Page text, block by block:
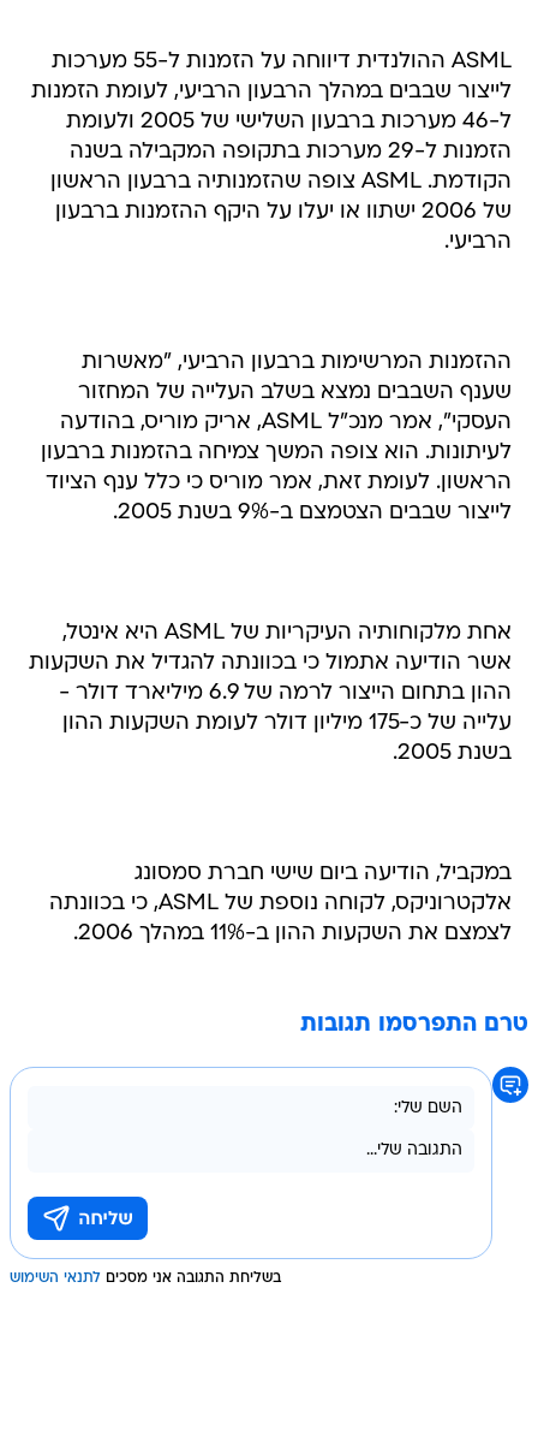
ASML ההולנדית דיווחה על הזמנות ל-55 מערכות
לייצור שבבים במהלך הרבעון הרביעי, לעומת הזמנות
ל-46 מערכות ברבעון השלישי של 2005 ולעומת
הזמנות ל-29 מערכות בתקופה המקבילה בשנה
הקודמת. ASML צופה שהזמנותיה ברבעון הראשון
של 2006 ישתוו או יעלו על היקף ההזמנות ברבעון
הרביעי.
ההזמנות המרשימות ברבעון הרביעי, "מאשרות
שענף השבבים נמצא בשלב העלייה של המחזור
העסקי", אמר מנכ"ל ASML, אריק מוריס, בהודעה
לעיתונות. הוא צופה המשך צמיחה בהזמנות ברבעון
הראשון. לעומת זאת, אמר מוריס כי כלל ענף הציוד
לייצור שבבים הצטמצם ב-9% בשנת 2005.
אחת מלקוחותיה העיקריות של ASML היא אינטל,
אשר הודיעה אתמול כי בכוונתה להגדיל את השקעות
ההון בתחום הייצור לרמה של 6.9 מיליארד דולר -
עלייה של כ-175 מיליון דולר לעומת השקעות ההון
בשנת 2005.
במקביל, הודיעה ביום שישי חברת סמסונג
אלקטרוניקס, לקוחה נוספת של ASML, כי בכוונתה
לצמצם את השקעות ההון ב-11% במהלך 2006.
טרם התפרסמו תגובות
בשליחת התגובה אני מסכים לתנאי השימוש